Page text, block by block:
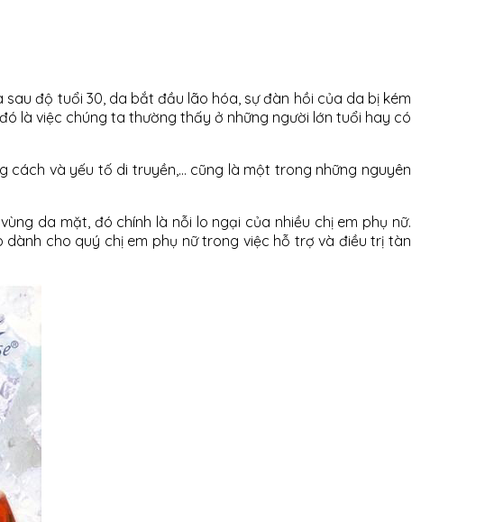
độ tuổi 30, da bắt đầu lão hóa, sự đàn hồi của da bị kém
là việc chúng ta thường thấy ở những người lớn tuổi hay có
cách và yếu tố di truyền,… cũng là một trong những nguyên
da mặt, đó chính là nỗi lo ngại của nhiều chị em phụ nữ.
dành cho quý chị em phụ nữ trong việc hỗ trợ và điều trị tàn